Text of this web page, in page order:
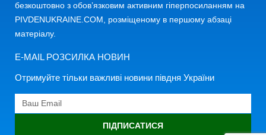
безкоштовно з обов’язковим активним гіперпосиланням на
PIVDENUKRAINE.COM, розміщеному в першому абзаці
матеріалу.
E-MAIL РОЗСИЛКА НОВИН
Отримуйте тільки важливі новини півдня України
ПІДПИСАТИСЯ